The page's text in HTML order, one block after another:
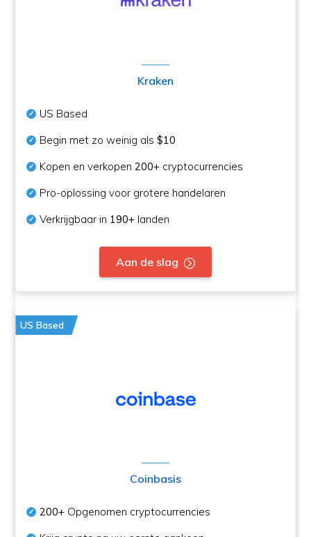
Kraken
US Based
Begin met zo weinig als$10
Kopen en verkopen200+ cryptocurrencies
Pro-oplossing voor grotere handelaren
Verkrijgbaar in 190+ landen
Aan de slag
US Based
Coinbasis
200+ Opgenomen cryptocurrencies